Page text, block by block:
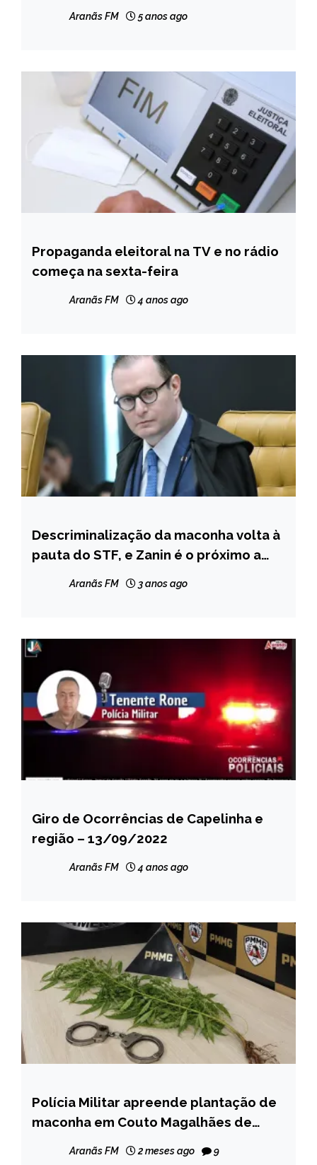
NOTÍCIAS
de água da Copasa
Aranãs FM 5 anos ago
BRASIL
NOTÍCIAS
Propaganda eleitoral na TV e no rádio
começa na sexta-feira
Aranãs FM 4 anos ago
BRASIL
Descriminalização da maconha volta à
pauta do STF, e Zanin é o próximo a
Aranãs FM 3 anos ago
CAPELINHA
NOTÍCIAS
Giro de Ocorrências de Capelinha e
região – 13/09/2022
Aranãs FM 4 anos ago
MINAS
GERAIS
NOTÍCIAS
Polícia Militar apreende plantação de
maconha em Couto Magalhães de
Aranãs FM 2 meses ago 9